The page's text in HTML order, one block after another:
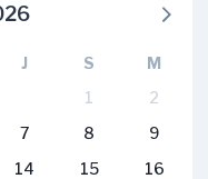
J S
M
1
2
7 8
9
14 15
16